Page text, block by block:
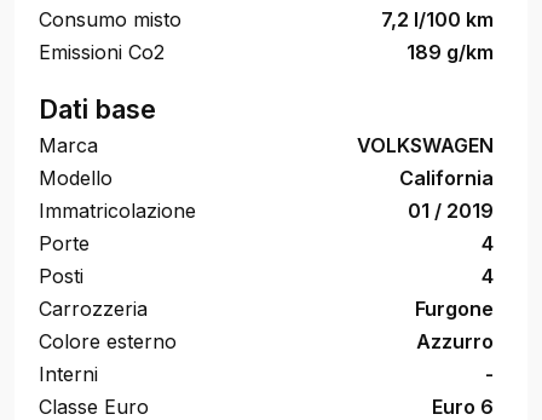
Consumo misto
7,2 l/100 km
Emissioni Co2
189 g/km
Dati base
Marca
VOLKSWAGEN
Modello
California
Immatricolazione
01 / 2019
Porte
4
Posti
4
Carrozzeria
Furgone
Colore esterno
Azzurro
Interni
-
Classe Euro
Euro 6